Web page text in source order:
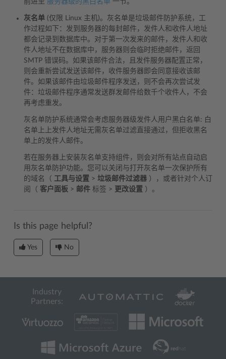
前进至 服务器级的黑白名单 一节。
灰名单 (仅限 Linux 主机)。灰名单是垃圾邮件防护系统，工
作过程如下：发到服务器的每封邮件，发件人和收件人地址
都会记录到数据库中。对于第一次发来的邮件，发件人和收
件人地址不在数据库中，服务器则会临时拒绝邮件，返回
SMTP 错误码。如果该邮件合法，且发件服务器配置正常，
则会重新尝试发送该邮件，收件服务器即会同意接收该邮
件。如果该邮件由垃圾邮件程序发送，则不会再次尝试发
件：垃圾邮件程序通常发送群发邮件给数千个收件人，不会
再考虑重发。
灰名单防护系统通常会考虑服务器级发件人用户黑白名单: 白
名单上上发件人地址无需灰名单过滤直接通过，但拒收黑名
单上的发件人邮件。
若在服务器上安装灰名单支持组件，则会对所有站点自动启
用灰名单防护功能。您可以关闭与打开灰名单一次保护所有
的域名（ 工具与设置 > 垃圾邮件过滤器 ），或者针对个人订
阅（ 客户面板 > 邮件 标签 > 更改设置 ）。
Is this page helpful?
Yes No
Industry
Partners: